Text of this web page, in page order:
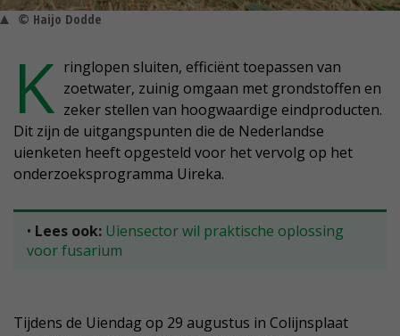
© Haijo Dodde
K ringlopen sluiten, efficiënt toepassen van
zoetwater, zuinig omgaan met grondstoffen en
zeker stellen van hoogwaardige eindproducten.
Dit zijn de uitgangspunten die de Nederlandse
uienketen heeft opgesteld voor het vervolg op het
onderzoeksprogramma Uireka.
• Lees ook: Uiensector wil praktische oplossing
voor fusarium
Tijdens de Uiendag op 29 augustus in Colijnsplaat